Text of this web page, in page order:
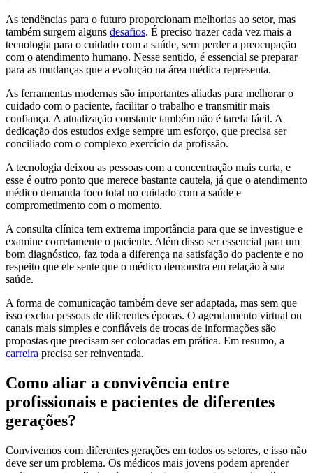
As tendências para o futuro proporcionam melhorias ao setor, mas
também surgem alguns desafios. É preciso trazer cada vez mais a
tecnologia para o cuidado com a saúde, sem perder a preocupação
com o atendimento humano. Nesse sentido, é essencial se preparar
para as mudanças que a evolução na área médica representa.
As ferramentas modernas são importantes aliadas para melhorar o
cuidado com o paciente, facilitar o trabalho e transmitir mais
confiança. A atualização constante também não é tarefa fácil. A
dedicação dos estudos exige sempre um esforço, que precisa ser
conciliado com o complexo exercício da profissão.
A tecnologia deixou as pessoas com a concentração mais curta, e
esse é outro ponto que merece bastante cautela, já que o atendimento
médico demanda foco total no cuidado com a saúde e
comprometimento com o momento.
A consulta clínica tem extrema importância para que se investigue e
examine corretamente o paciente. Além disso ser essencial para um
bom diagnóstico, faz toda a diferença na satisfação do paciente e no
respeito que ele sente que o médico demonstra em relação à sua
saúde.
A forma de comunicação também deve ser adaptada, mas sem que
isso exclua pessoas de diferentes épocas. O agendamento virtual ou
canais mais simples e confiáveis de trocas de informações são
propostas que precisam ser colocadas em prática. Em resumo, a
carreira precisa ser reinventada.
Como aliar a convivência entre
profissionais e pacientes de diferentes
gerações?
Convivemos com diferentes gerações em todos os setores, e isso não
deve ser um problema. Os médicos mais jovens podem aprender